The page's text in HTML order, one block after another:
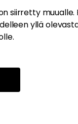
siirretty
yllä